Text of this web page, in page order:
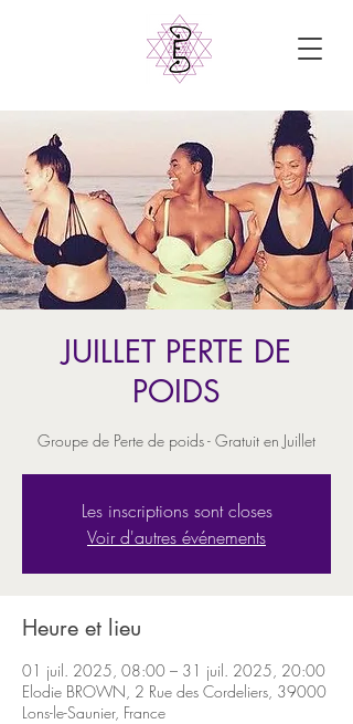
JUILLET PERTE DE
POIDS
Groupe de Perte de poids - Gratuit en Juillet
Les inscriptions sont closes
Voir d'autres événements
Heure et lieu
01 juil. 2025, 08:00 – 31 juil. 2025, 20:00
Elodie BROWN, 2 Rue des Cordeliers, 39000
Lons-le-Saunier, France